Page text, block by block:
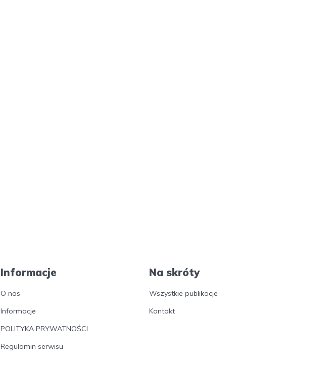
Informacje
O nas
Informacje
POLITYKA PRYWATNOŚCI
Regulamin serwisu
Na skróty
Wszystkie publikacje
Kontakt